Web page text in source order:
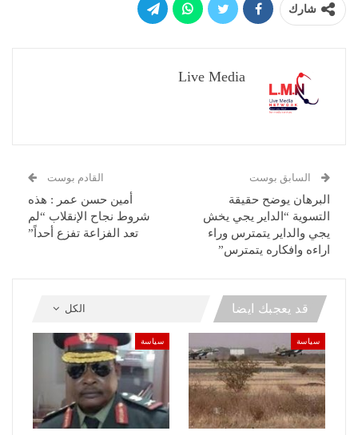
شارك
Live Media
السابق بوست
البرهان يوضح حقيقة
التسوية “الداير يجي يخش
يجي والداير يتمترس وراء
اراءه وافكاره يتمترس”
القادم بوست
أمين حسن عمر : هذه
شروط نجاح الإنقلاب “لم
تعد الفزاعة تفزع أحداً”
الكل قد يعجبك ايضا
سياسة سياسة